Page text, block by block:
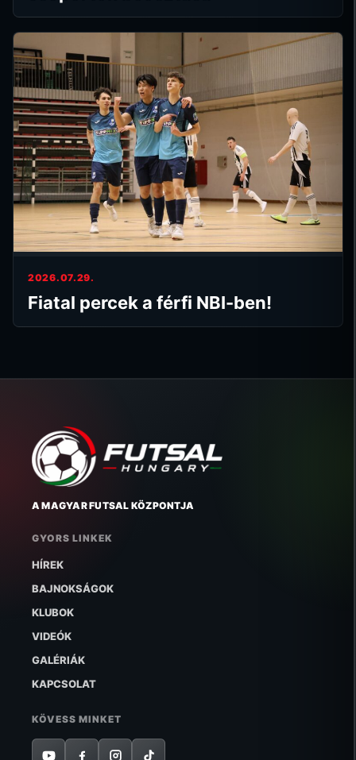
2026.07.29.
Fiatal percek a férfi NBI-ben!
A MAGYAR FUTSAL KÖZPONTJA
GYORS LINKEK
HÍREK
BAJNOKSÁGOK
KLUBOK
VIDEÓK
GALÉRIÁK
KAPCSOLAT
KÖVESS MINKET